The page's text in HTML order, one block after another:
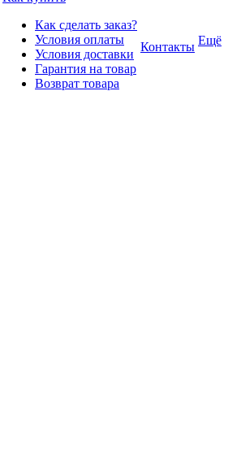
Как сделать заказ?
Условия оплаты
Условия доставки
Гарантия на товар
Возврат товара
Контакты Ещё